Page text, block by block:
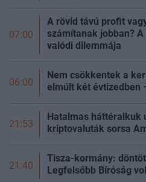
07:00
A rövid távú profit
számítanak jobban?
valódi dilemmája
06:00
Nem csökkentek a
elmúlt két évtizedben
21:53
Hatalmas háttéralkuk
kriptovaluták sorsa
21:40
Tisza-kormány:
Legfelsőbb Bíróság